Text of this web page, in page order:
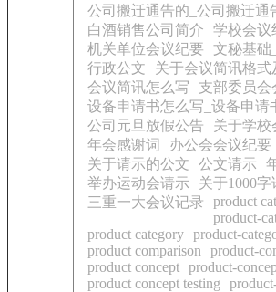
公司搬迁通告的_公司搬迁通
白酒销售公司简介
学校会议
机关单位会议纪要
文秘基础
行政公文
关于会议简讯格式
会议简讯怎么写
支部委员会
设备申请书怎么写_设备申请
公司元旦放假公告
关于学校
年会感谢词
办公会会议纪要
关于请示的公文
公文请示
举办运动会请示
关于1000字
三重一大会议记录
product
product-
product category product-
product comparison
product-
product concept product-
product concept testing